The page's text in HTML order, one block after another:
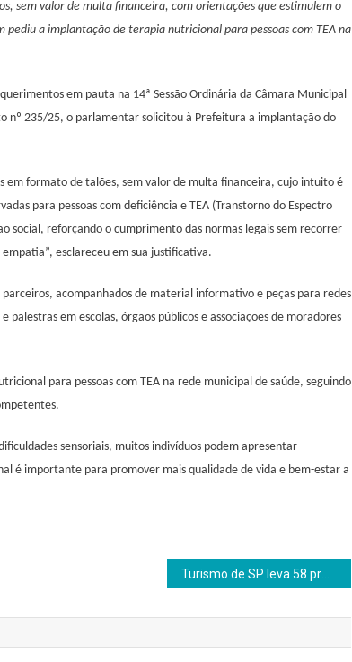
sem valor de multa financeira, com orientações que estimulem o
a implantação de terapia nutricional para pessoas com TEA na
em pauta na 14ª Sessão Ordinária da Câmara Municipal
nº 235/25, o parlamentar solicitou à Prefeitura a implantação do
em formato de talões, sem valor de multa financeira, cujo intuito é
para pessoas com deficiência e TEA (Transtorno do Espectro
social, reforçando o cumprimento das normas legais sem recorrer
esclareceu em sua justificativa.
acompanhados de material informativo e peças para redes
em escolas, órgãos públicos e associações de moradores
para pessoas com TEA na rede municipal de saúde, seguindo
sensoriais, muitos indivíduos podem apresentar
é importante para promover mais qualidade de vida e bem-estar a